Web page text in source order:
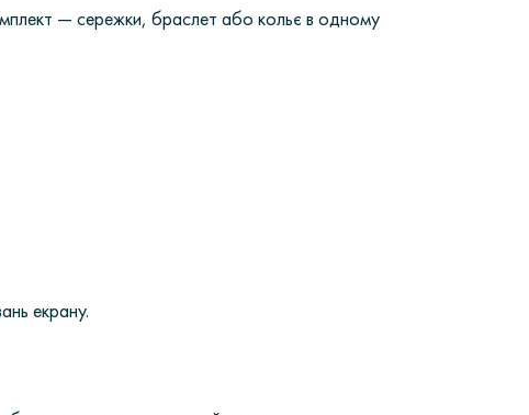
— сережки, браслет або кольє в одному
екрану.